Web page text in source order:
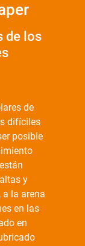
de los
de
difíciles
posible
y
la arena
en las
en